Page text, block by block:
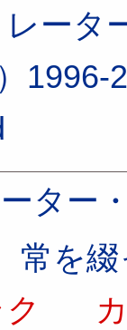
ータ
ター
常を